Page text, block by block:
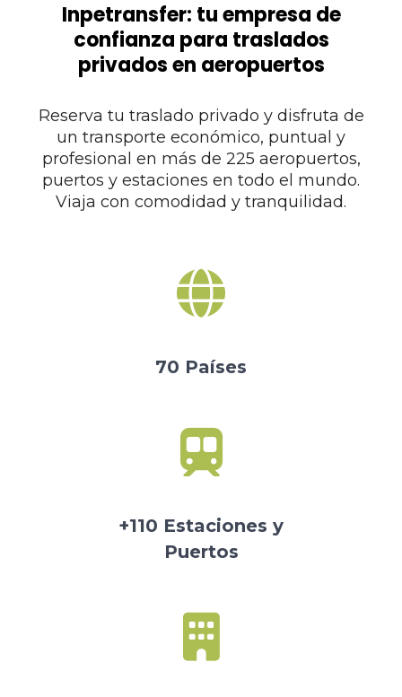
Inpetransfer: tu empresa de
confianza para traslados
privados en aeropuertos
Reserva tu traslado privado y disfruta de
un transporte económico, puntual y
profesional en más de 225 aeropuertos,
puertos y estaciones en todo el mundo.
Viaja con comodidad y tranquilidad.
70 Países
+110 Estaciones y
Puertos